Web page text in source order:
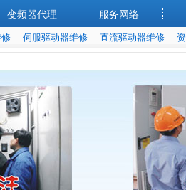
变频器代理 服务网络
伺服驱动器维修 直流驱动器维修